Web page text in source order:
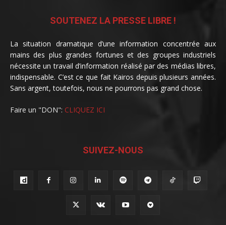
SOUTENEZ LA PRESSE LIBRE !
La situation dramatique d’une information concentrée aux
mains des plus grandes fortunes et des groupes industriels
nécessite un travail d’information réalisé par des médias libres,
indispensable. C’est ce que fait Kairos depuis plusieurs années.
Sans argent, toutefois, nous ne pourrons pas grand chose.
Faire un "DON": CLIQUEZ ICI
SUIVEZ-NOUS